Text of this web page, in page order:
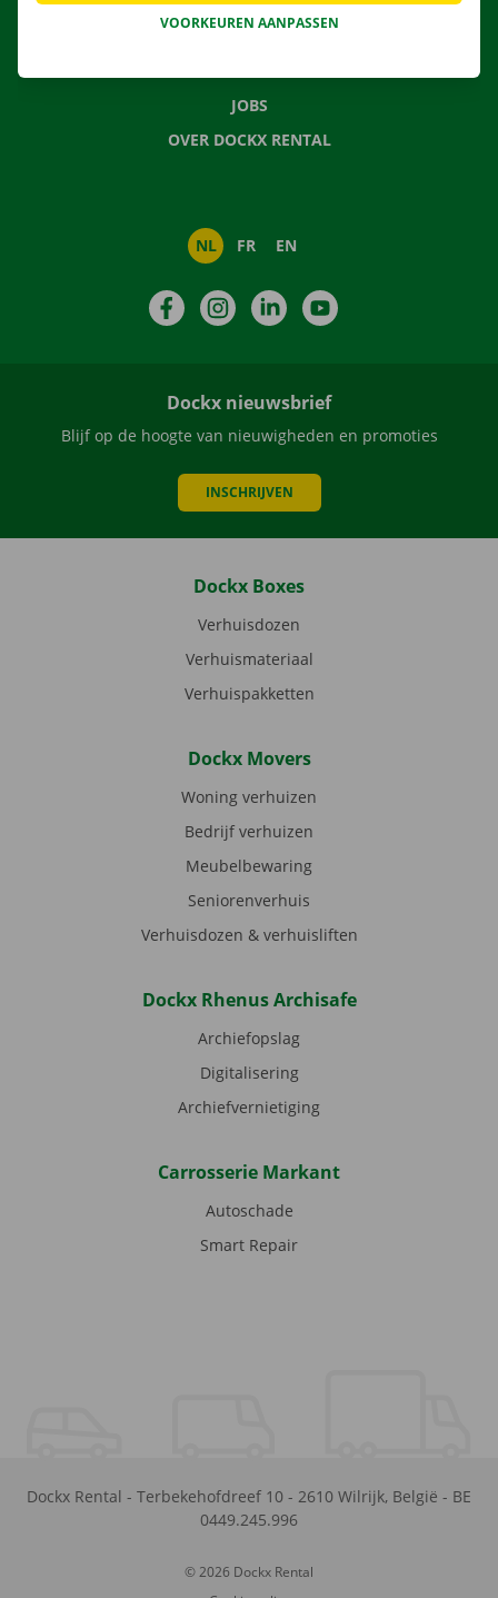
JOBS
OVER DOCKX RENTAL
NL FR EN
FacebookInstagramLinkedIn
Dockx nieuwsbrief
Blijf op de hoogte van nieuwigheden en promoties
INSCHRIJVEN
Dockx Boxes
Verhuisdozen
Verhuismateriaal
Verhuispakketten
Dockx Movers
Woning verhuizen
Bedrijf verhuizen
Meubelbewaring
Seniorenverhuis
Verhuisdozen & verhuisliften
Dockx Rhenus Archisafe
Archiefopslag
Digitalisering
Archiefvernietiging
Carrosserie Markant
Autoschade
Smart Repair
Dockx Rental - Terbekehofdreef 10 - 2610 Wilrijk, België - BE
0449.245.996
© 2026 Dockx Rental
VOORKEUREN AANPASSEN